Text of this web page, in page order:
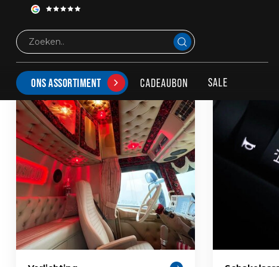
ONS ASSORTIMENT CADEAUBON SALE
INTERIEURSTYLING